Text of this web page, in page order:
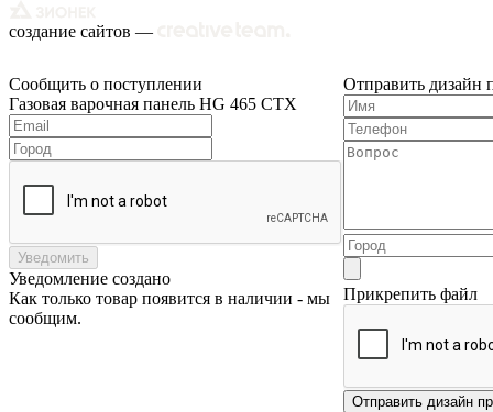
создание сайтов —
Сообщить о поступлении
Газовая варочная панель HG 465 CTX
Уведомить
Уведомление создано
Как только товар появится в наличии - мы
сообщим.
Отправить дизайн
Прикрепить файл